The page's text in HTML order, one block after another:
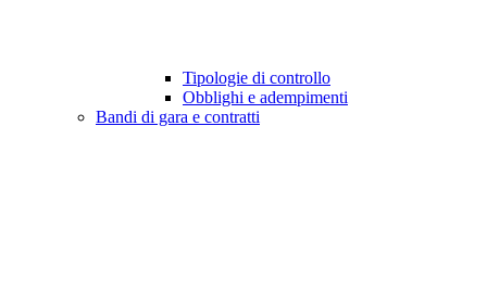
Tipologie di controllo
Obblighi e adempimenti
Bandi di gara e contratti